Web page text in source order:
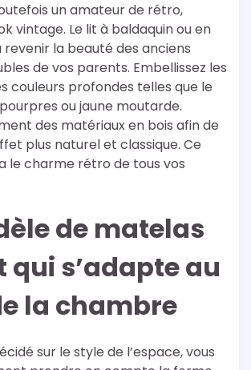
un amateur de rétro,
vintage. Le lit à baldaquin ou en
la beauté des anciens
de vos parents. Embellissez les
couleurs profondes telles que le
ou jaune moutarde.
des matériaux en bois afin de
plus naturel et classique. Ce
le charme rétro de tous vos
de matelas
s’adapte au
la chambre
sur le style de l’espace, vous